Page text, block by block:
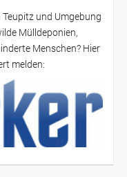
und Umgebung
Mülldeponien,
Menschen? Hier
melden: